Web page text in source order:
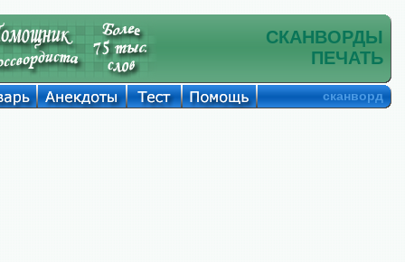
СКАНВОРДЫ
ПЕЧАТЬ
сканворд